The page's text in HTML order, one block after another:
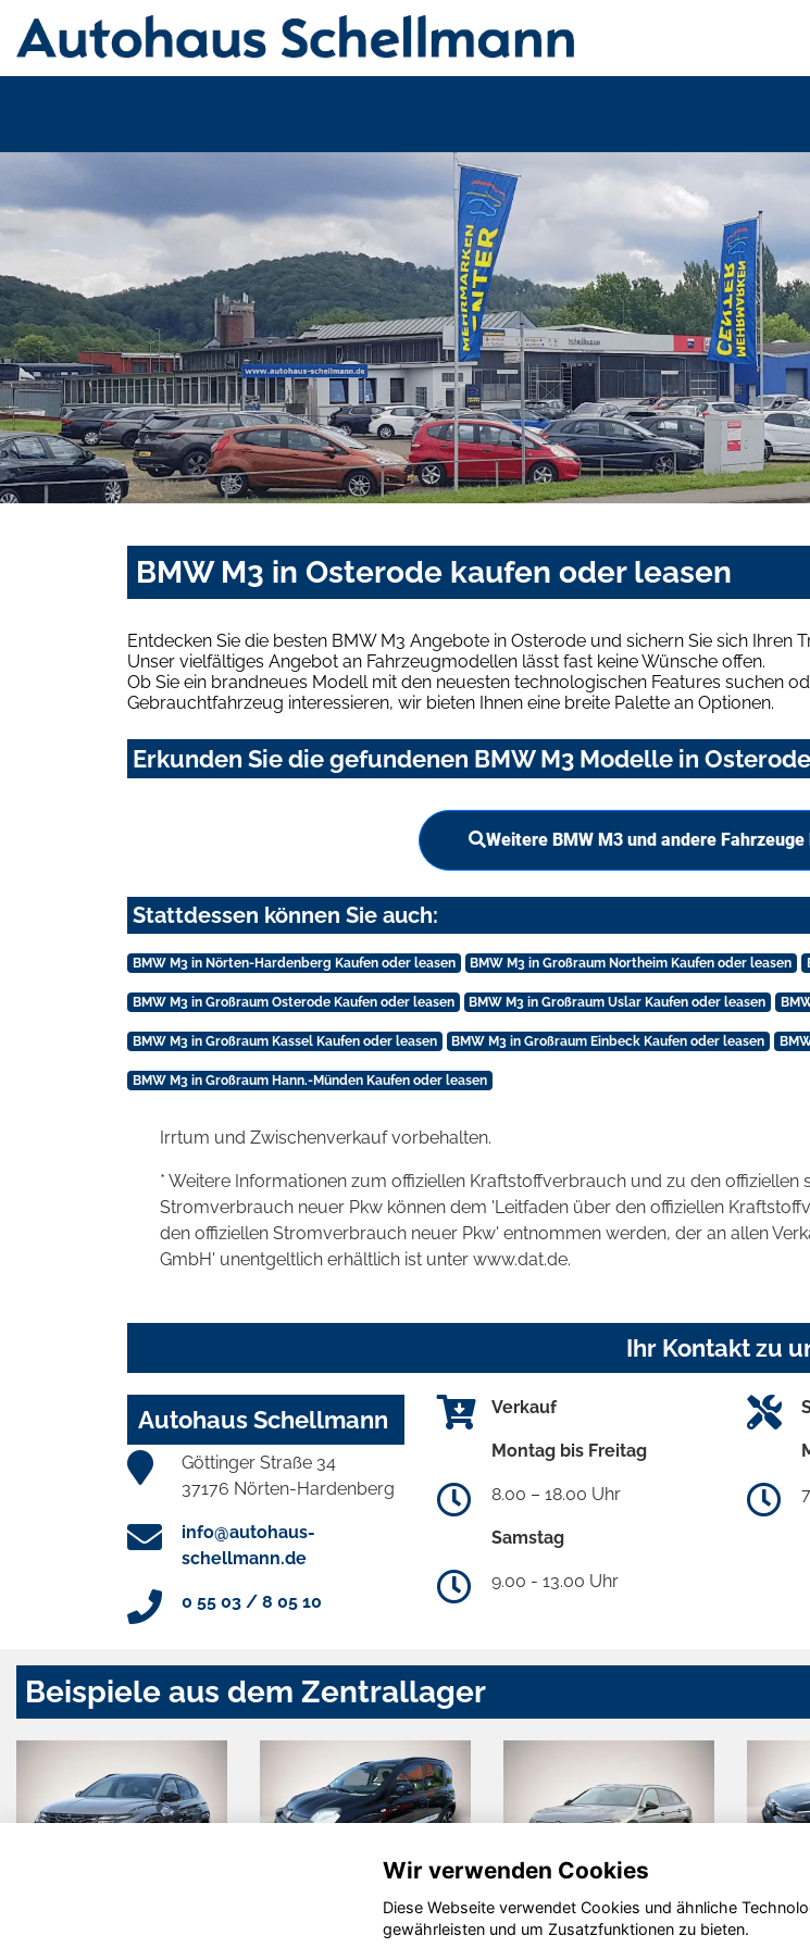
BMW M3 in Osterode kaufen oder leasen
Entdecken Sie die besten BMW M3 Angebote in Osterode und sichern Sie sich Ihren
Unser vielfältiges Angebot an Fahrzeugmodellen lässt fast keine Wünsche offen.
Ob Sie ein brandneues Modell mit den neuesten technologischen Features suchen
Gebrauchtfahrzeug interessieren, wir bieten Ihnen eine breite Palette an Optionen.
Erkunden Sie die gefundenen BMW M3 Modelle in
Weitere BMW M3 und andere
Stattdessen können Sie auch:
BMW M3 in Nörten-Hardenberg Kaufen oder leasen BMW M3 in Großraum Northeim Kaufen oder leasen
BMW M3 in Großraum Osterode Kaufen oder leasen BMW M3 in Großraum Uslar Kaufen oder leasen
BMW M3 in Großraum Kassel Kaufen oder leasen BMW M3 in Großraum Einbeck Kaufen oder leasen
BMW M3 in Großraum Hann.-Münden Kaufen oder leasen
Irrtum und Zwischenverkauf vorbehalten.
* Weitere Informationen zum offiziellen Kraftstoffverbrauch und zu den offiziellen
Stromverbrauch neuer Pkw können dem 'Leitfaden über den offiziellen
den offiziellen Stromverbrauch neuer Pkw' entnommen werden, der an allen
GmbH' unentgeltlich erhältlich ist unter www.dat.de.
Ihr Kontakt zu
Autohaus Schellmann
Göttinger Straße 34
37176 Nörten-Hardenberg
info@autohaus-
schellmann.de
0 55 03 / 8 05 10
Verkauf
Montag bis Freitag
8.00 – 18.00 Uhr
Samstag
9.00 - 13.00 Uhr
Beispiele aus dem Zentrallager
Fiat Panda Volkswagen
Wir verwenden Cookies
Diese Webseite verwendet Cookies und ähnliche
gewährleisten und um Zusatzfunktionen zu bieten.